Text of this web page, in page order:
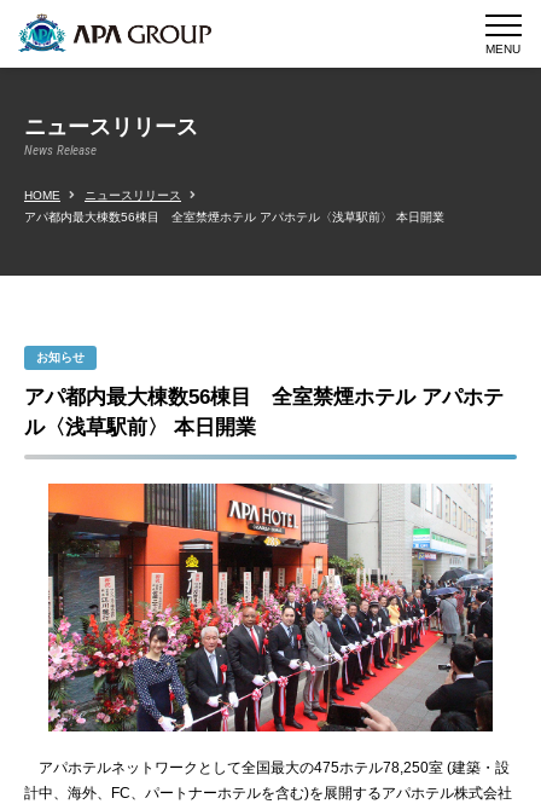
MENU
ニュースリリース
News Release
HOME
ニュースリリース
アパ都内最大棟数56棟目 全室禁煙ホテル アパホテル〈浅草駅前〉 本日開業
お知らせ
アパ都内最大棟数56棟目 全室禁煙ホテル アパホテ
ル〈浅草駅前〉 本日開業
アパホテルネットワークとして全国最大の475ホテル78,250室 (建築・設
計中、海外、FC、パートナーホテルを含む)を展開するアパホテル株式会社